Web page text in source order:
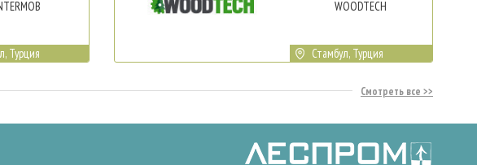
Турция
WOODTECH
Стамбул, Турция
Смотреть все